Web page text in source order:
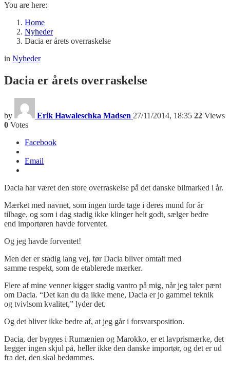
You are here:
Home
Nyheder
Dacia er årets overraskelse
in Nyheder
Dacia er årets overraskelse
by Erik Hawaleschka Madsen 27/11/2014, 18:35 22 Views
0 Votes
Facebook
Email
Dacia har været den store overraskelse på det danske bilmarked i år.
Mærket med navnet, som ingen turde tage i deres mund for år
tilbage, og som i dag stadig ikke klinger helt godt, sælger bedre
end importøren havde forventet.
Og jeg havde forventet!
Men der er stadig lang vej, før Dacia bliver omtalt med
samme respekt, som de etablerede mærker.
Flere af mine venner kigger stadig vantro på mig, når jeg taler pænt
om Dacia. “Det kan du da ikke mene, Dacia er jo gammel teknik
og tvivlsom kvalitet,” lyder det.
Og det bliver ikke bedre af, at jeg går i forsvarsposition.
Dacia, der bygges i Rumænien og Marokko, er et lavprismærke, det
lægger ingen skjul på, heller ikke den danske importør, og det er ud
fra det, den skal bedømmes.